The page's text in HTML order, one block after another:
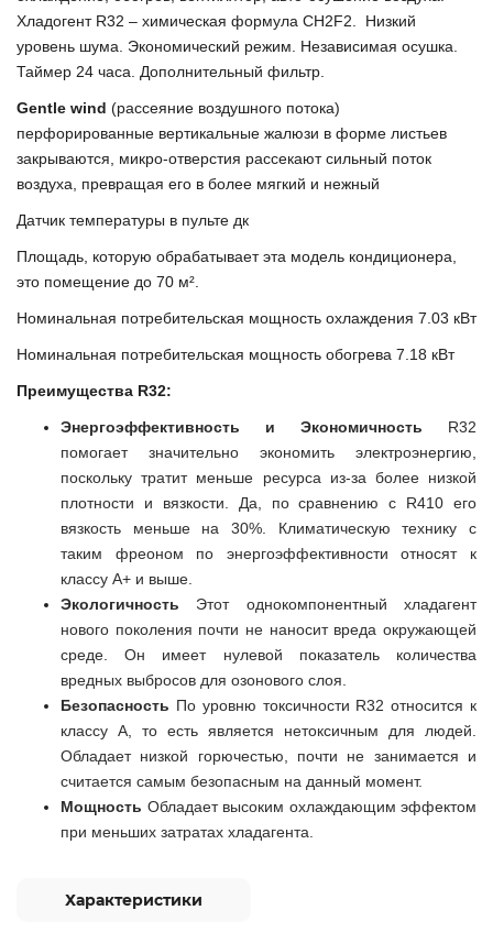
Хладогент R32 – химическая формула CH2F2.
Низкий
уровень шума. Экономический режим. Независимая осушка.
Таймер 24 часа. Дополнительный фильтр.
Gentle wind (рассеяние воздушного потока)
перфорированные вертикальные жалюзи в форме листьев
закрываются, микро-отверстия рассекают сильный поток
воздуха, превращая его в более мягкий и нежный
Датчик температуры в пульте дк
Площадь, которую обрабатывает эта модель кондиционера,
это помещение до 70 м².
Номинальная потребительская мощность охлаждения 7.03 кВт
Номинальная потребительская мощность обогрева 7.18 кВт
Преимущества R32:
Энергоэффективность и Экономичность
R32
помогает значительно экономить электроэнергию,
поскольку тратит меньше ресурса из-за более низкой
плотности и вязкости. Да, по сравнению с R410 его
вязкость меньше на 30%. Климатическую технику с
таким фреоном по энергоэффективности относят к
классу А+ и выше.
Экологичность
Этот однокомпонентный хладагент
нового поколения почти не наносит вреда окружающей
среде. Он имеет нулевой показатель количества
вредных выбросов для озонового слоя.
Безопасность По уровню токсичности R32 относится к
классу А, то есть является нетоксичным для людей.
Обладает низкой горючестью, почти не занимается и
считается самым безопасным на данный момент.
Мощность Обладает высоким охлаждающим эффектом
при меньших затратах хладагента.
Характеристики